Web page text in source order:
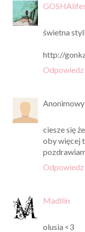
świetna
http://
Odpowiedz
Anonimowy
ciesze się
oby więcej
Odpowiedz
Madllin
olusia <3